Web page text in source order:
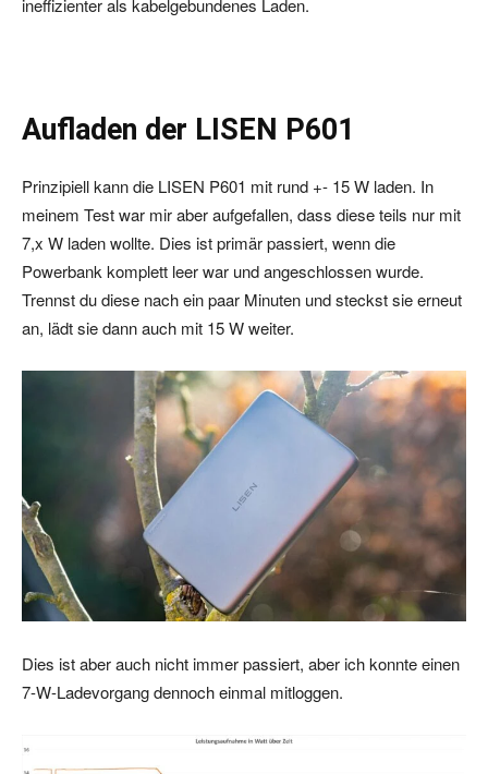
ineffizienter als kabelgebundenes Laden.
Aufladen der LISEN P601
Prinzipiell kann die LISEN P601 mit rund +- 15 W laden. In
meinem Test war mir aber aufgefallen, dass diese teils nur mit
7,x W laden wollte. Dies ist primär passiert, wenn die
Powerbank komplett leer war und angeschlossen wurde.
Trennst du diese nach ein paar Minuten und steckst sie erneut
an, lädt sie dann auch mit 15 W weiter.
Dies ist aber auch nicht immer passiert, aber ich konnte einen
7-W-Ladevorgang dennoch einmal mitloggen.